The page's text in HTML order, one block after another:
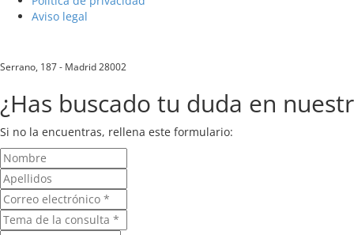
Aviso legal
Serrano, 187 - Madrid 28002
¿Has buscado tu duda en
Si no la encuentras, rellena este formulario: